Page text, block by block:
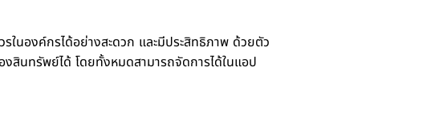
นองค์กรได้อย่างสะดวก และมีประสิทธิภาพ ด้วยตัว
สินทรัพย์ได้ โดยทั้งหมดสามารถจัดการได้ในแอป